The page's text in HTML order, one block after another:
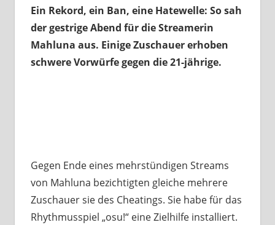
Ein Rekord, ein Ban, eine Hatewelle: So sah
der gestrige Abend für die Streamerin
Mahluna aus. Einige Zuschauer erhoben
schwere Vorwürfe gegen die 21-jährige.
Gegen Ende eines mehrstündigen Streams
von Mahluna bezichtigten gleiche mehrere
Zuschauer sie des Cheatings. Sie habe für das
Rhythmusspiel „osu!“ eine Zielhilfe installiert.